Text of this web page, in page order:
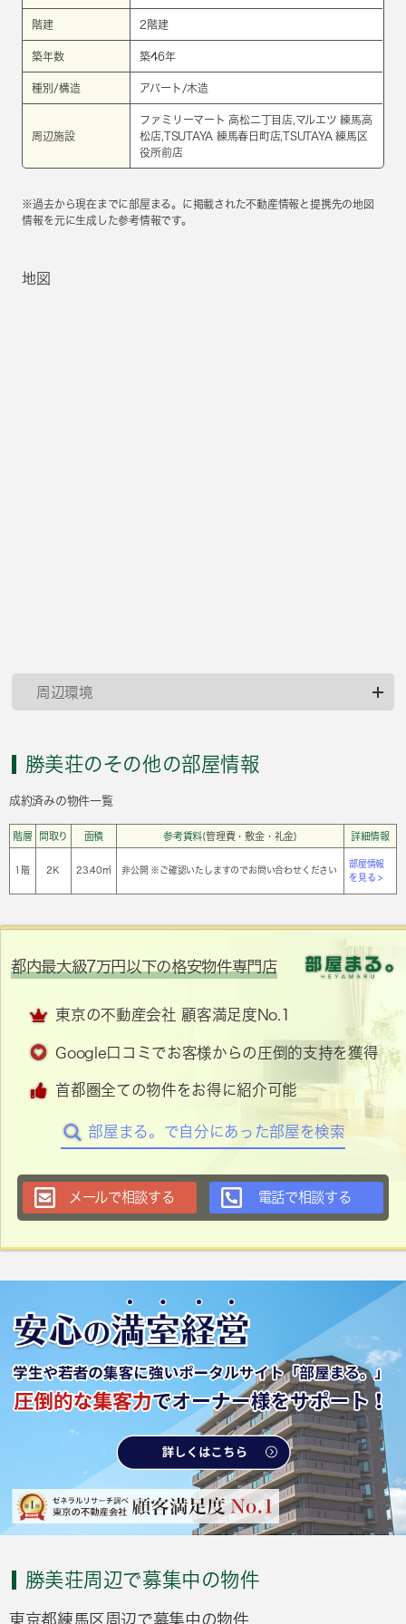
階建 2階建
築年数 築46年
種別/構造 アパート/木造
周辺施設
ファミリーマート 高松二丁目店,マルエツ 練馬高
松店,TSUTAYA 練馬春日町店,TSUTAYA 練馬区
役所前店
※過去から現在までに部屋まる。に掲載された不動産情報と提携先の地図
情報を元に生成した参考情報です。
地図
周辺環境
勝美荘のその他の部屋情報
成約済みの物件一覧
階層 間取り 面積 参考賃料(管理費・敷金・礼金) 詳細情報
1階 2Ｋ 23.40㎡ 非公開 ※ご確認いたしますのでお問い合わせください
部屋情報
を見る >
都内最大級7万円以下の格安物件専門店
東京の不動産会社 顧客満足度No.1
Google口コミでお客様からの圧倒的支持を獲得
首都圏全ての物件をお得に紹介可能
部屋まる。で自分にあった部屋を検索
メールで相談する 電話で相談する
勝美荘周辺で募集中の物件
東京都練馬区周辺で募集中の物件